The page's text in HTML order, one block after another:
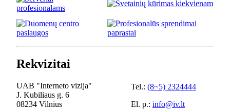
Rekvizitai
UAB "Interneto vizija"
J. Kubiliaus g. 6
08234 Vilnius
Tel.: (8~5) 2324444
El. p.: info@iv.lt